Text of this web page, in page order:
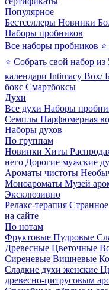
Популярное
Бестселлеры Новинки
Наборы пробников
Все наборы пробников
⭐ Собрать свой набор
календари Intimacy Box/
бокс Смартбоксы
Духи
Все духи Наборы
Семплы Парфюмерная
Наборы духов
По группам
Новинки Хиты
него Дорогие мужские
Ароматы чистоты
Моноароматы Музей
Эксклюзивно
Релакс-терапия
на сайте
По нотам
Фруктовые Пудровые
Древесные Цветочные
Сиреневые Вишневые
Сладкие духи женские
древесно-цитрусовым